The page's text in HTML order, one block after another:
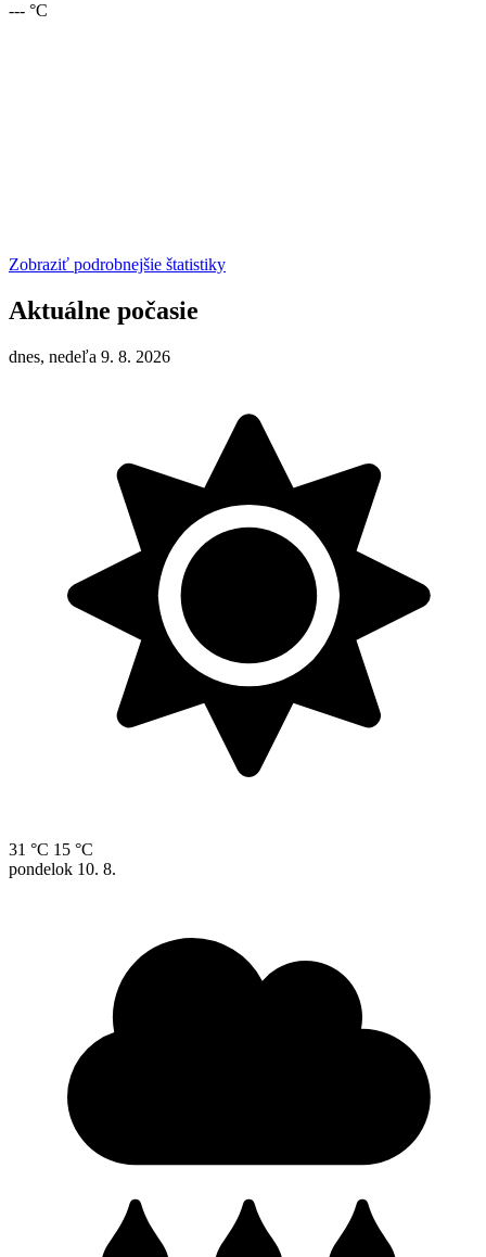
--- °C
Zobraziť podrobnejšie štatistiky
Aktuálne počasie
dnes, nedeľa 9. 8. 2026
31 °C 15 °C
pondelok 10. 8.